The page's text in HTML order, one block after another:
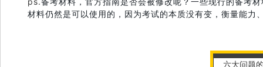
材料仍然是可以使用的，因为考试的本质没有变，衡量能力
六大问题